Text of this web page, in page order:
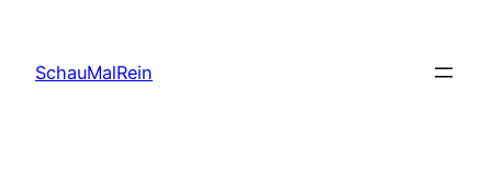
content
SchauMalRein